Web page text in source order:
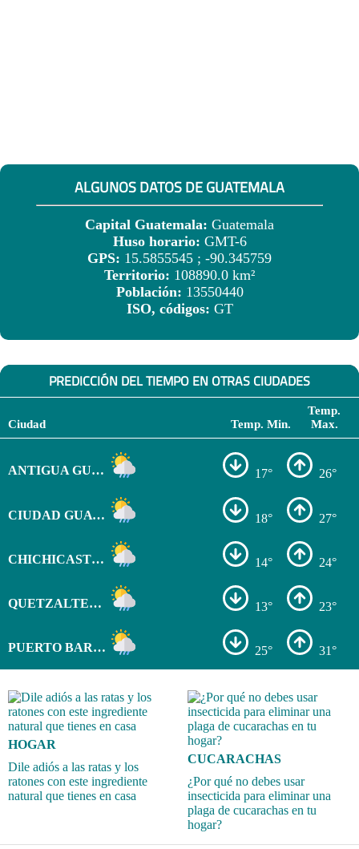
ALGUNOS DATOS DE GUATEMALA
Capital Guatemala: Guatemala
Huso horario: GMT-6
GPS: 15.5855545 ; -90.345759
Territorio: 108890.0 km²
Población: 13550440
ISO, códigos: GT
PREDICCIÓN DEL TIEMPO EN OTRAS CIUDADES
Ciudad Temp. Min.
Temp.
Max.
ANTIGUA GUATEMALA 17° 26°
CIUDAD GUATEMALA 18° 27°
CHICHICASTENANGO 14° 24°
QUETZALTENANGO 13° 23°
PUERTO BARRIOS 25° 31°
HOGAR
Dile adiós a las ratas y los
ratones con este ingrediente
natural que tienes en casa
CUCARACHAS
¿Por qué no debes usar
insecticida para eliminar una
plaga de cucarachas en tu
hogar?